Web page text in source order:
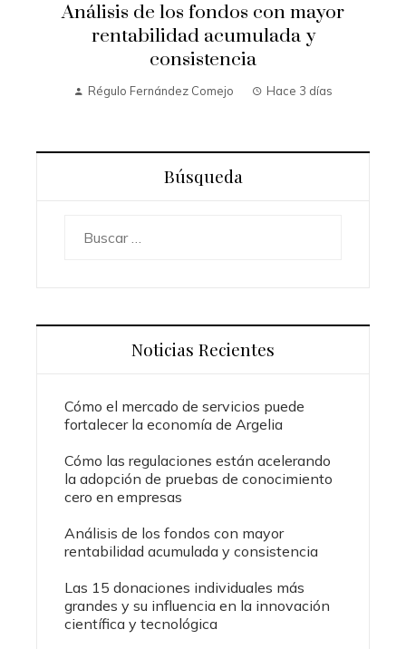
Análisis de los fondos con mayor
rentabilidad acumulada y
consistencia
Régulo Fernández Comejo Hace 3 días
Búsqueda
Noticias Recientes
Cómo el mercado de servicios puede
fortalecer la economía de Argelia
Cómo las regulaciones están acelerando
la adopción de pruebas de conocimiento
cero en empresas
Análisis de los fondos con mayor
rentabilidad acumulada y consistencia
Las 15 donaciones individuales más
grandes y su influencia en la innovación
científica y tecnológica